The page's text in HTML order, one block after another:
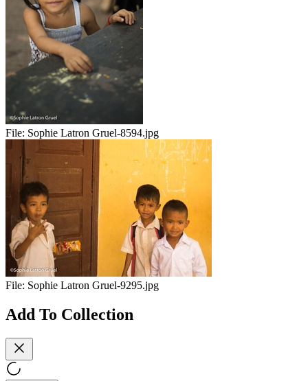
File: Sophie Latron Gruel-8594.jpg
File: Sophie Latron Gruel-9295.jpg
Add To Collection